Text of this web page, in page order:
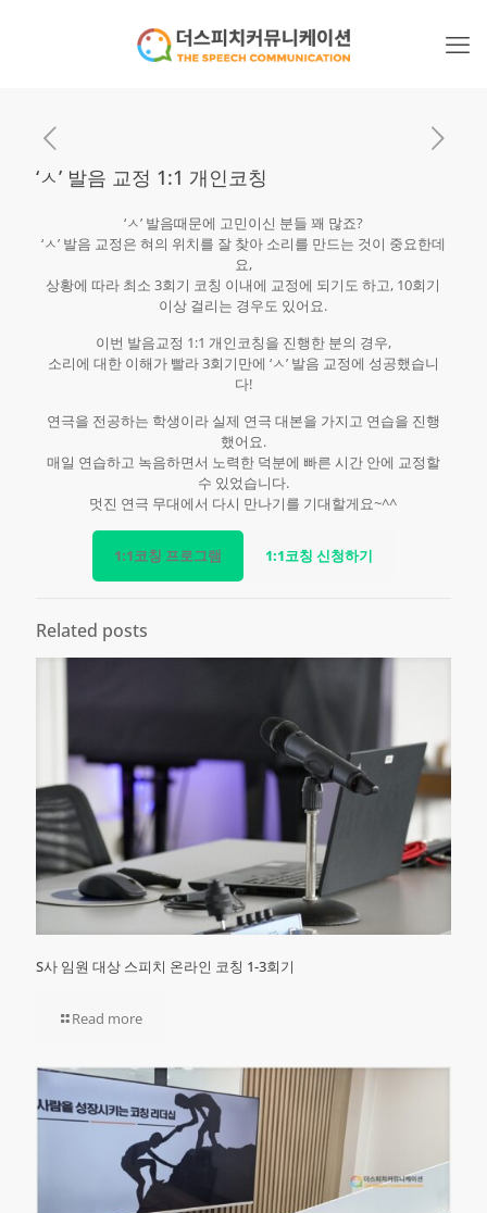
‘ㅅ’ 발음 교정 1:1 개인코칭
‘ㅅ’ 발음때문에 고민이신 분들 꽤 많죠?
‘ㅅ’ 발음 교정은 혀의 위치를 잘 찾아 소리를 만드는 것이 중요한데
요,
상황에 따라 최소 3회기 코칭 이내에 교정에 되기도 하고, 10회기
이상 걸리는 경우도 있어요.
이번 발음교정 1:1 개인코칭을 진행한 분의 경우,
소리에 대한 이해가 빨라 3회기만에 ‘ㅅ’ 발음 교정에 성공했습니
다!
연극을 전공하는 학생이라 실제 연극 대본을 가지고 연습을 진행
했어요.
매일 연습하고 녹음하면서 노력한 덕분에 빠른 시간 안에 교정할
수 있었습니다.
멋진 연극 무대에서 다시 만나기를 기대할게요~^^
1:1코칭 프로그램 1:1코칭 신청하기
Related posts
S사 임원 대상 스피치 온라인 코칭 1-3회기
Read more